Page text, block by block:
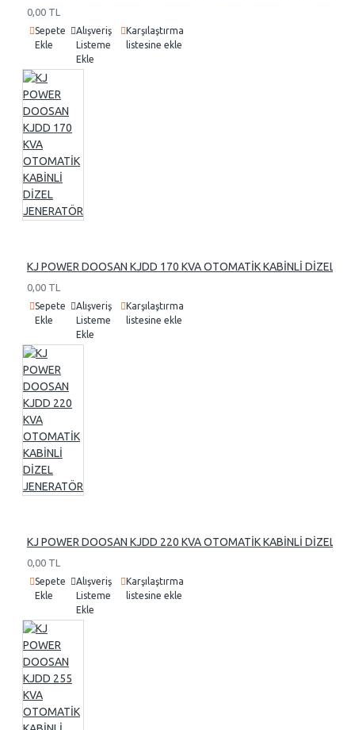
0,00 TL
Sepete
Ekle
Alışveriş
Listeme
Ekle
Karşılaştırma
listesine ekle
KJ POWER DOOSAN KJDD 170 KVA OTOMATİK KABİNLİ DİZEL
0,00 TL
Sepete
Ekle
Alışveriş
Listeme
Ekle
Karşılaştırma
listesine ekle
KJ POWER DOOSAN KJDD 220 KVA OTOMATİK KABİNLİ DİZEL
0,00 TL
Sepete
Ekle
Alışveriş
Listeme
Ekle
Karşılaştırma
listesine ekle